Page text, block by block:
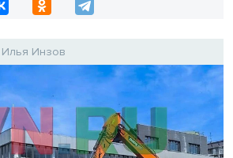
Илья Инзов